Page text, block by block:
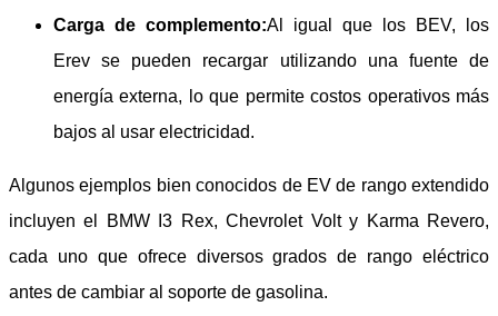
Carga de complemento:Al igual que los BEV, los
Erev se pueden recargar utilizando una fuente de
energía externa, lo que permite costos operativos más
bajos al usar electricidad.
Algunos ejemplos bien conocidos de EV de rango extendido
incluyen el BMW I3 Rex, Chevrolet Volt y Karma Revero,
cada uno que ofrece diversos grados de rango eléctrico
antes de cambiar al soporte de gasolina.